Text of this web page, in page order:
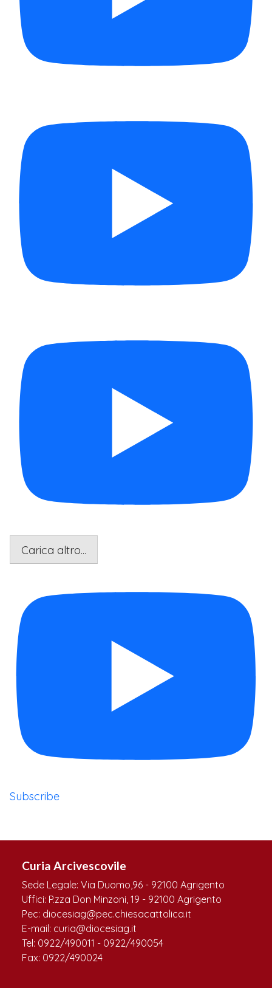
Carica altro...
Subscribe
Curia Arcivescovile
Sede Legale: Via Duomo,96 - 92100 Agrigento
Uffici: P.zza Don Minzoni, 19 - 92100 Agrigento
Pec: diocesiag@pec.chiesacattolica.it
E-mail: curia@diocesiag.it
Tel: 0922/490011 - 0922/490054
Fax: 0922/490024